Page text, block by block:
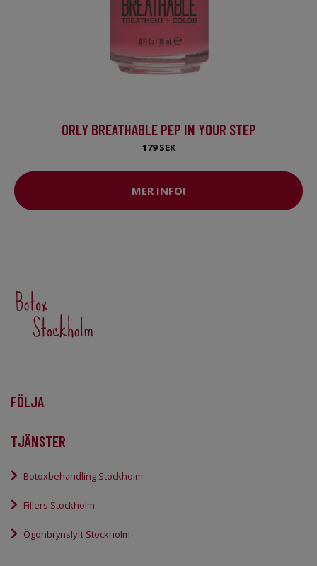
ORLY BREATHABLE PEP IN YOUR STEP
179 SEK
MER INFO!
FÖLJA
TJÄNSTER
Botoxbehandling Stockholm
Fillers Stockholm
Ögonbrynslyft Stockholm